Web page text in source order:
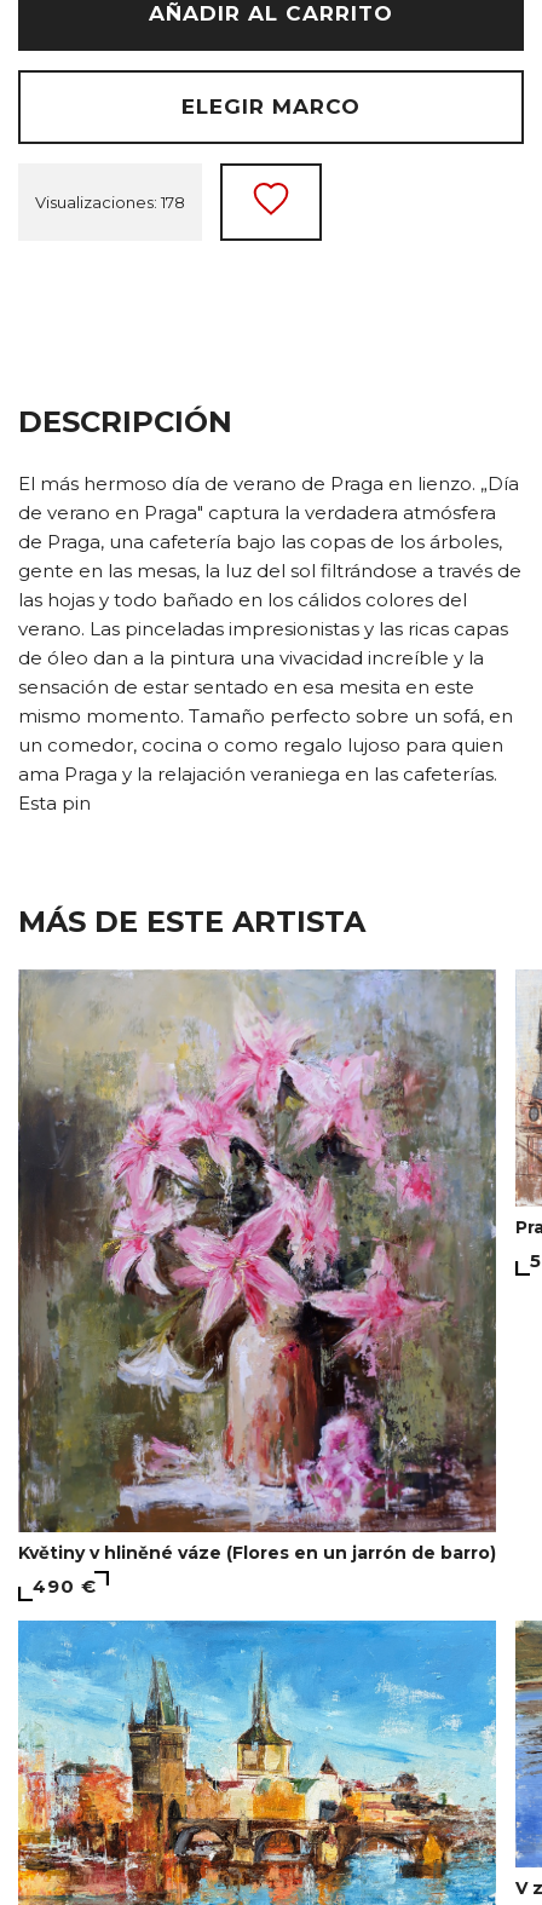
AÑADIR AL CARRITO
ELEGIR MARCO
Visualizaciones: 178
DESCRIPCIÓN
El más hermoso día de verano de Praga en lienzo. „Día
de verano en Praga" captura la verdadera atmósfera
de Praga, una cafetería bajo las copas de los árboles,
gente en las mesas, la luz del sol filtrándose a través de
las hojas y todo bañado en los cálidos colores del
verano. Las pinceladas impresionistas y las ricas capas
de óleo dan a la pintura una vivacidad increíble y la
sensación de estar sentado en esa mesita en este
mismo momento. Tamaño perfecto sobre un sofá, en
un comedor, cocina o como regalo lujoso para quien
ama Praga y la relajación veraniega en las cafeterías.
Esta pin
MÁS DE ESTE ARTISTA
Květiny v hliněné váze (Flores en un jarrón de barro)
490 €
V